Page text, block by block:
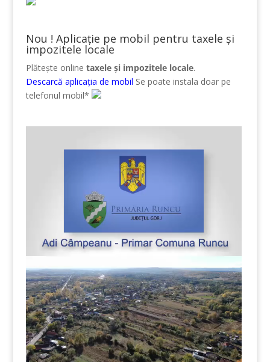
Nou ! Aplicație pe mobil pentru taxele și
impozitele locale
Plătește online taxele și impozitele locale.
Descarcă aplicația de mobil Se poate instala doar pe
telefonul mobil*